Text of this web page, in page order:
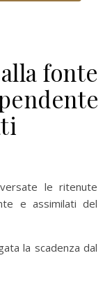
fonte
e assimilati del
la scadenza dal